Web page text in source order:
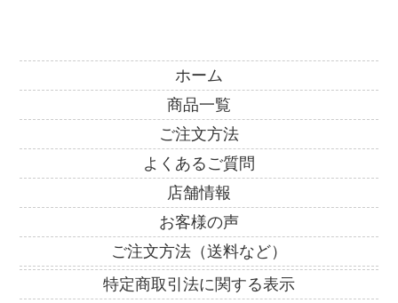
ホーム
商品一覧
ご注文方法
よくあるご質問
店舗情報
お客様の声
ご注文方法（送料など）
特定商取引法に関する表示